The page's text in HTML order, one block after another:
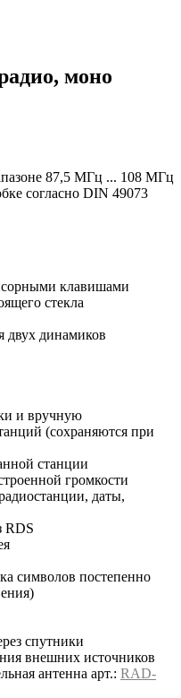
моно
87,5 МГц ... 108 МГц
согласно DIN 49073
клавишами
стекла
двух динамиков
и вручную
(сохраняются при
станции
громкости
даты,
RDS
символов постепенно
спутники
внешних источников
антенна арт.: RAD-